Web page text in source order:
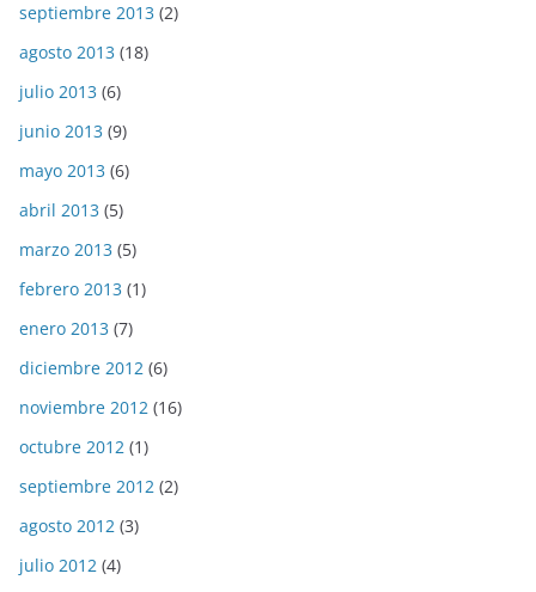
septiembre 2013 (2)
agosto 2013 (18)
julio 2013 (6)
junio 2013 (9)
mayo 2013 (6)
abril 2013 (5)
marzo 2013 (5)
febrero 2013 (1)
enero 2013 (7)
diciembre 2012 (6)
noviembre 2012 (16)
octubre 2012 (1)
septiembre 2012 (2)
agosto 2012 (3)
julio 2012 (4)